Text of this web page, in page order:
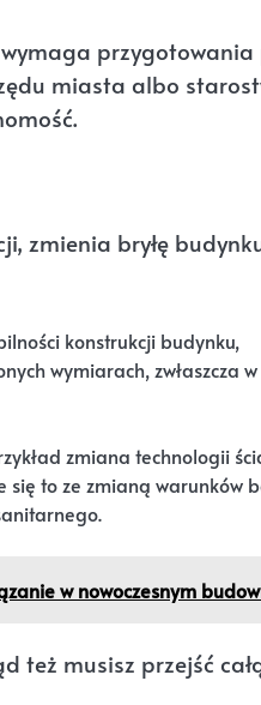
miasta albo
zmienia bryłę
konstrukcji budynku,
wymiarach, zwłaszcza
zmiana technologii
to ze zmianą warunków
w nowoczesnym
też musisz przejść